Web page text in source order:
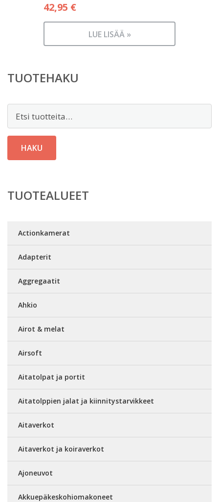
42,95 €
LUE LISÄÄ »
TUOTEHAKU
HAKU
TUOTEALUEET
Actionkamerat
Adapterit
Aggregaatit
Ahkio
Airot & melat
Airsoft
Aitatolpat ja portit
Aitatolppien jalat ja kiinnitystarvikkeet
Aitaverkot
Aitaverkot ja koiraverkot
Ajoneuvot
Akkuepäkeskohiomakoneet